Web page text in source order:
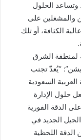
وتساعد الحلول
والمشغلين على
الكثافة، أو تلك
لمنطقة الشرق
“يُعدّ تجنب
السعودية
“رؤية 2030″، ما يجعل حلول الإدارة
الدقة الفورية
الجديد في
الدقة اللحظية